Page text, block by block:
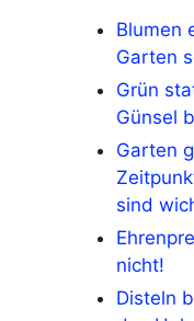
Blumen
Garten
Grün
Günsel
Garten
sind
nicht!
Disteln